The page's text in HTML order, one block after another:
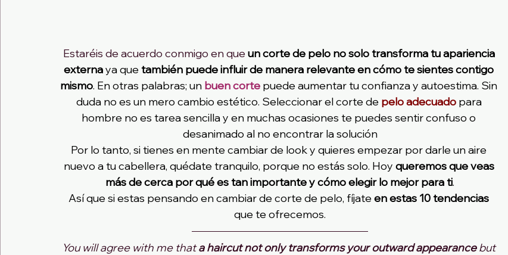
Estaréis de acuerdo conmigo en que un corte de pelo no solo transforma tu apariencia
externa ya que también puede influir de manera relevante en cómo te sientes contigo
mismo. En otras palabras; un buen corte puede aumentar tu confianza y autoestima. Sin
duda no es un mero cambio estético. Seleccionar el corte de pelo adecuado para
hombre no es tarea sencilla y en muchas ocasiones te puedes sentir confuso o
desanimado al no encontrar la solución
Por lo tanto, si tienes en mente cambiar de look y quieres empezar por darle un aire
nuevo a tu cabellera, quédate tranquilo, porque no estás solo. Hoy queremos que veas
más de cerca por qué es tan importante y cómo elegir lo mejor para ti.
Así que si estas pensando en cambiar de corte de pelo, fíjate en estas 10 tendencias
que te ofrecemos.
You will agree with me that a haircut not only transforms your outward appearance but